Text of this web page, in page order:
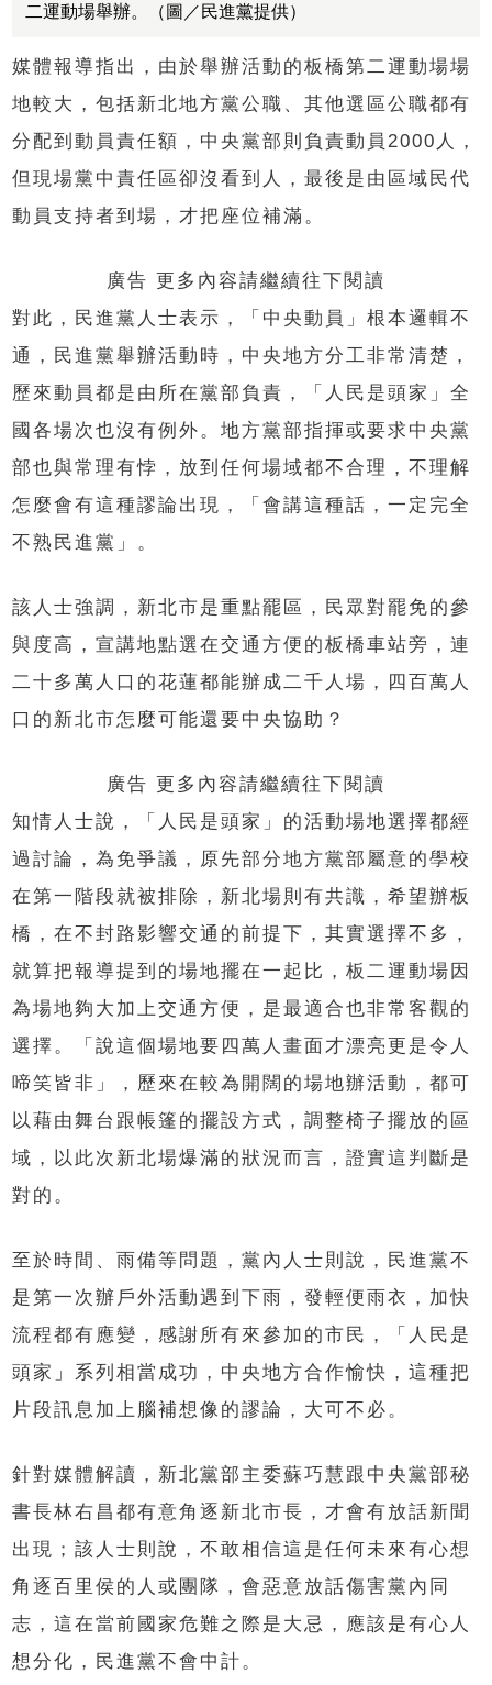
二運動場舉辦。（圖／民進黨提供）
媒體報導指出，由於舉辦活動的板橋第二運動場場
地較大，包括新北地方黨公職、其他選區公職都有
分配到動員責任額，中央黨部則負責動員2000人，
但現場黨中責任區卻沒看到人，最後是由區域民代
動員支持者到場，才把座位補滿。
廣告 更多內容請繼續往下閱讀
對此，民進黨人士表示，「中央動員」根本邏輯不
通，民進黨舉辦活動時，中央地方分工非常清楚，
歷來動員都是由所在黨部負責，「人民是頭家」全
國各場次也沒有例外。地方黨部指揮或要求中央黨
部也與常理有悖，放到任何場域都不合理，不理解
怎麼會有這種謬論出現，「會講這種話，一定完全
不熟民進黨」。
該人士強調，新北市是重點罷區，民眾對罷免的參
與度高，宣講地點選在交通方便的板橋車站旁，連
二十多萬人口的花蓮都能辦成二千人場，四百萬人
口的新北市怎麼可能還要中央協助？
廣告 更多內容請繼續往下閱讀
知情人士說，「人民是頭家」的活動場地選擇都經
過討論，為免爭議，原先部分地方黨部屬意的學校
在第一階段就被排除，新北場則有共識，希望辦板
橋，在不封路影響交通的前提下，其實選擇不多，
就算把報導提到的場地擺在一起比，板二運動場因
為場地夠大加上交通方便，是最適合也非常客觀的
選擇。「說這個場地要四萬人畫面才漂亮更是令人
啼笑皆非」，歷來在較為開闊的場地辦活動，都可
以藉由舞台跟帳篷的擺設方式，調整椅子擺放的區
域，以此次新北場爆滿的狀況而言，證實這判斷是
對的。
至於時間、雨備等問題，黨內人士則說，民進黨不
是第一次辦戶外活動遇到下雨，發輕便雨衣，加快
流程都有應變，感謝所有來參加的市民，「人民是
頭家」系列相當成功，中央地方合作愉快，這種把
片段訊息加上腦補想像的謬論，大可不必。
針對媒體解讀，新北黨部主委蘇巧慧跟中央黨部秘
書長林右昌都有意角逐新北市長，才會有放話新聞
出現；該人士則說，不敢相信這是任何未來有心想
角逐百里侯的人或團隊，會惡意放話傷害黨內同
志，這在當前國家危難之際是大忌，應該是有心人
想分化，民進黨不會中計。